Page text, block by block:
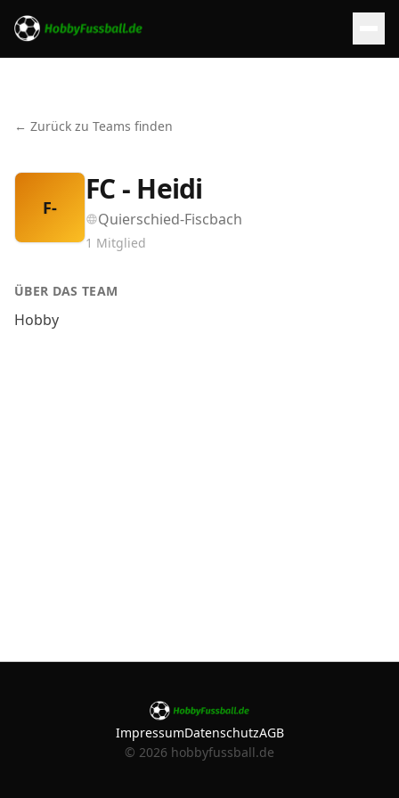
← Zurück zu Teams finden
F-
FC - Heidi
Quierschied-Fiscbach
1 Mitglied
ÜBER DAS TEAM
Hobby
ImpressumDatenschutzAGB
© 2026 hobbyfussball.de